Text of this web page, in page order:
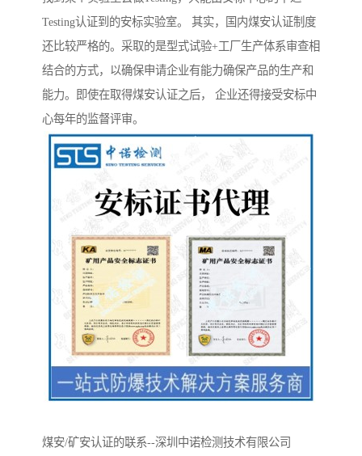
Testing认证到的安标实验室。 其实，国内煤安认证制度
还比较严格的。采取的是型式试验+工厂生产体系审查相
结合的方式，以确保申请企业有能力确保产品的生产和
能力。即使在取得煤安认证之后， 企业还得接受安标中
心每年的监督评审。
煤安/矿安认证的联系--深圳中诺检测技术有限公司